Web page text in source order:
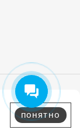
ПОНЯТНО